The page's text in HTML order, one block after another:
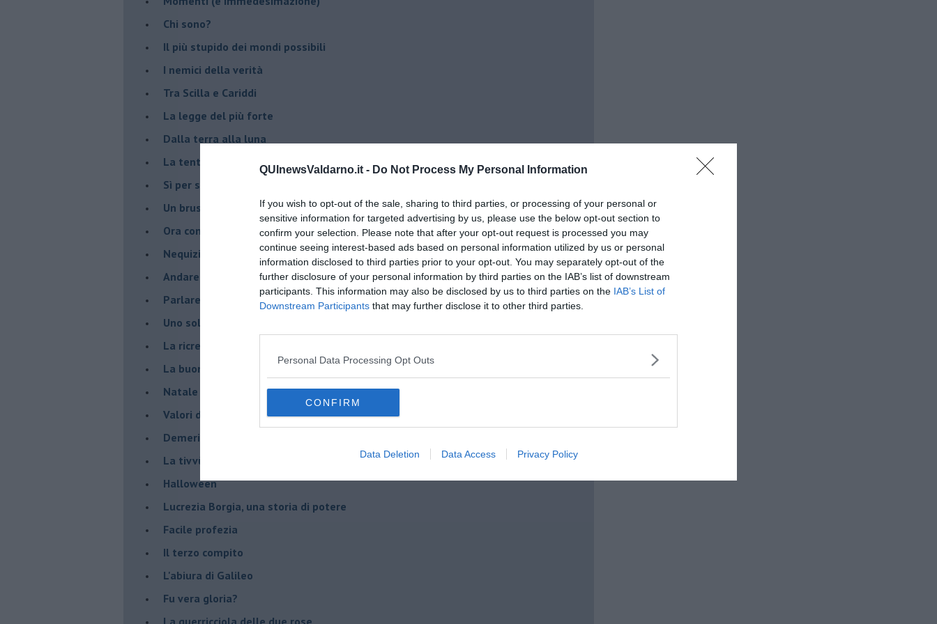
QUInewsValdarno.it - Do Not Process My Personal Information
If you wish to opt-out of the sale, sharing to third parties, or processing of your personal or
sensitive information for targeted advertising by us, please use the below opt-out section to
confirm your selection. Please note that after your opt-out request is processed you may
continue seeing interest-based ads based on personal information utilized by us or personal
information disclosed to third parties prior to your opt-out. You may separately opt-out of the
further disclosure of your personal information by third parties on the IAB’s list of downstream
participants. This information may also be disclosed by us to third parties on the IAB’s List of
Downstream Participants that may further disclose it to other third parties.
Personal Data Processing Opt Outs
CONFIRM
Data Deletion Data Access Privacy Policy
Chi sono?
Il più stupido dei mondi possibili
I nemici della verità
Tra Scilla e Cariddi
La legge del più forte
Dalla terra alla luna
La tentazione
​Sì per sempre? O no al momento?
Un brusco risveglio
Ora come allora
Nequizia
Andare oltre lo specchio
Parlare con la televisione
Uno solo al comando?
La ricreazione è finita
La buona notizia
Natale con l'elmetto
Valori dubbi miti fasulli
Demeritocrazia
La tivvù pallonara
Halloween
​Lucrezia Borgia, una storia di potere
Facile profezia
Il terzo compito
L'abiura di Galileo
Fu vera gloria?
La guerricciola delle due rose